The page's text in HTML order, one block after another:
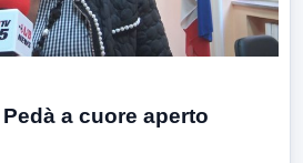
a cuore aperto